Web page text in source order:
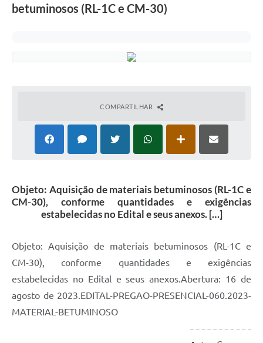
betuminosos (RL-1C e CM-30)
COMPARTILHAR
Objeto: Aquisição de materiais betuminosos (RL-1C e
CM-30), conforme quantidades e exigências
estabelecidas no Edital e seus anexos. […]
Objeto: Aquisição de materiais betuminosos (RL-1C e
CM-30), conforme quantidades e exigências
estabelecidas no Edital e seus anexos.Abertura: 16 de
agosto de 2023.EDITAL-PREGAO-PRESENCIAL-060.2023-
MATERIAL-BETUMINOSO